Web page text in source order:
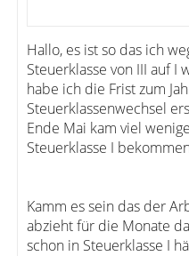
Hallo, es ist so das ich
Steuerklasse von III auf I
habe ich die Frist zum
Steuerklassenwechsel
Ende Mai kam viel
Steuerklasse I
Kamm es sein das der
abzieht für die Monate
schon in Steuerklasse I